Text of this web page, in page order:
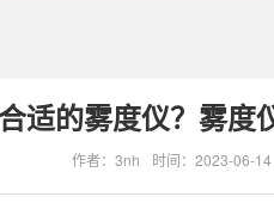
适的雾度仪？雾度
作者：3nh 时间：2023-06-14